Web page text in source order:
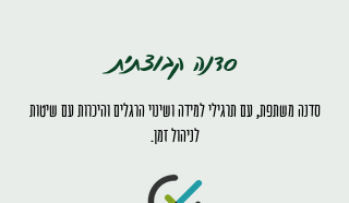
סדנה קבוצתית
סדנה משתפת, עם תרגילי למידה ושינוי הרגלים והיכרות עם שיטות
לניהול זמן.